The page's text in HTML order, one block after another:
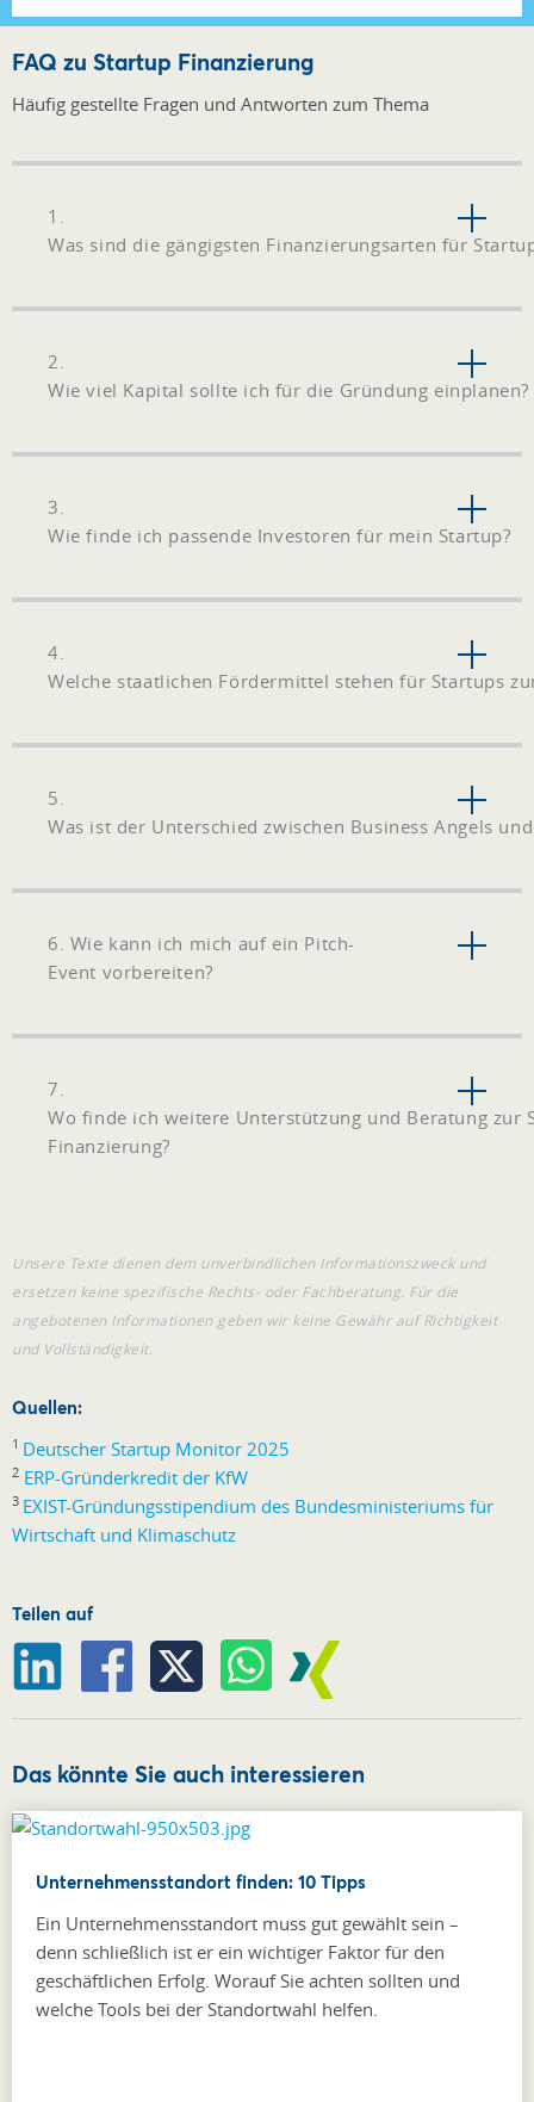
FAQ zu Startup Finanzierung
Häufig gestellte Fragen und Antworten zum Thema
1.
Was sind die gängigsten Finanzierungsarten für
2.
Wie viel Kapital sollte ich für die Gründung einplanen?
3.
Wie finde ich passende Investoren für mein Startup?
4.
Welche staatlichen Fördermittel stehen für Startups
5.
Was ist der Unterschied zwischen Business Angels
6. Wie kann ich mich auf ein Pitch-
Event vorbereiten?
7.
Wo finde ich weitere Unterstützung und Beratung zur
Finanzierung?
Unsere Texte dienen dem unverbindlichen Informationszweck und
ersetzen keine spezifische Rechts- oder Fachberatung. Für die
angebotenen Informationen geben wir keine Gewähr auf Richtigkeit
und Vollständigkeit.
Quellen:
1 Deutscher Startup Monitor 2025
2 ERP-Gründerkredit der KfW
3 EXIST-Gründungsstipendium des Bundesministeriums für
Wirtschaft und Klimaschutz
Teilen auf
Das könnte Sie auch interessieren
Unternehmensstandort finden: 10 Tipps
Ein Unternehmensstandort muss gut gewählt sein –
denn schließlich ist er ein wichtiger Faktor für den
geschäftlichen Erfolg. Worauf Sie achten sollten und
welche Tools bei der Standortwahl helfen.